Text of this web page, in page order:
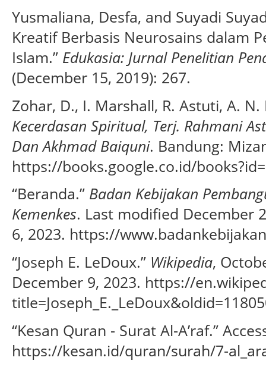
Yusmaliana, Desfa, and Suyadi
Kreatif Berbasis Neurosains dalam
Islam.” Edukasia: Jurnal Penelitian
(December 15, 2019): 267.
Zohar, D., I. Marshall, R. Astuti, A.
Kecerdasan Spiritual, Terj. Rahmani
Dan Akhmad Baiquni. Bandung:
https://books.google.co.id/
“Beranda.” Badan Kebijakan
Kemenkes. Last modified December
6, 2023. https://
“Joseph E. LeDoux.” Wikipedia,
December 9, 2023. https://
“Kesan Quran - Surat Al-A’raf.”
https://kesan.id/quran/surah/7-